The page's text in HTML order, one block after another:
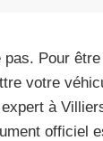
pas. Pour
votre
à
officiel